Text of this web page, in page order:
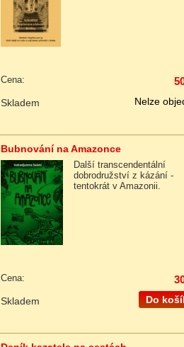
Cena:
Nelze
Skladem
Bubnování na Amazonce
Další transcendentální
dobrodružství z kázání -
tentokrát v Amazonii.
Cena:
Do
Skladem